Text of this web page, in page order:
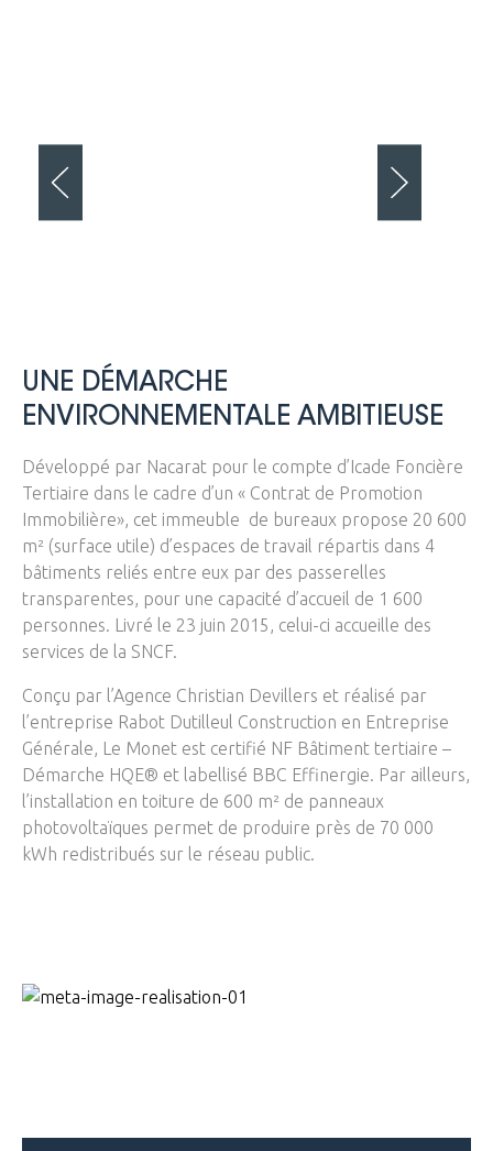
UNE DÉMARCHE
ENVIRONNEMENTALE AMBITIEUSE
Développé par Nacarat pour le compte d’Icade Foncière
Tertiaire dans le cadre d’un « Contrat de Promotion
Immobilière», cet immeuble de bureaux propose 20 600
m² (surface utile) d’espaces de travail répartis dans 4
bâtiments reliés entre eux par des passerelles
transparentes, pour une capacité d’accueil de 1 600
personnes. Livré le 23 juin 2015, celui-ci accueille des
services de la SNCF.
Conçu par l’Agence Christian Devillers et réalisé par
l’entreprise Rabot Dutilleul Construction en Entreprise
Générale, Le Monet est certifié NF Bâtiment tertiaire –
Démarche HQE® et labellisé BBC Effinergie. Par ailleurs,
l’installation en toiture de 600 m² de panneaux
photovoltaïques permet de produire près de 70 000
kWh redistribués sur le réseau public.